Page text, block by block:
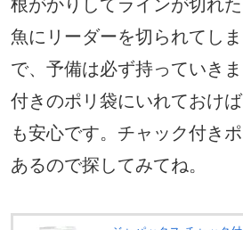
根がかりしてラインが切れ
魚にリーダーを切られてし
で、予備は必ず持っていき
付きのポリ袋にいれておけ
も安心です。チャック付き
あるので探してみてね。